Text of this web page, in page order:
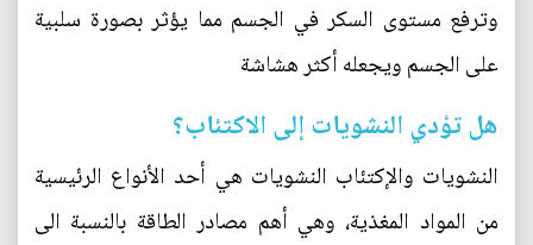
وترفع مستوى السكر في الجسم مما يؤثر بصورة سلبية
على الجسم ويجعله أكثر هشاشة
هل تؤدي النشويات إلى الاكتئاب؟
النشويات والإكتئاب النشويات هي أحد الأنواع الرئيسية
من المواد المغذية، وهي أهم مصادر الطاقة بالنسبة الى